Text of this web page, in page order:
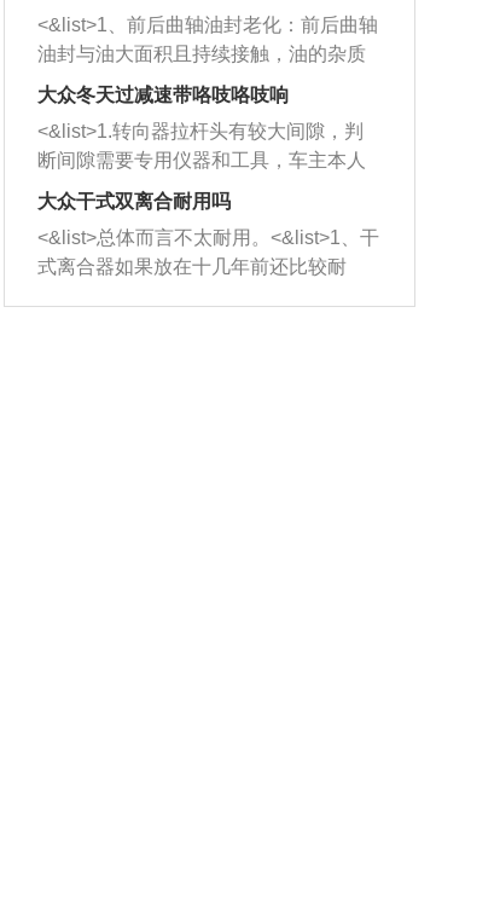
西取出来。但如果是因为积碳过多引起
的堵塞，就需要将三元催化器泡在草酸
洗剂对堵塞的情况得到解决，将清洗剂
放在燃油箱中，与燃油混合后，车辆启
动时，就可以和汽油一起进入到燃烧
室，最后形成废气排出，就可以让三元
催化器得到清洗，排气管堵塞的情况就
能够得到解决。
一圈半的练习，往右同样也要打相同的
圈数。 <&list>3、最后强调要反复练
习，这样就可以形成肌肉记忆，在真实
驾驶车辆时，不需要记忆也能打好方
向。
<&list>1、前后曲轴油封老化：前后曲轴
油封与油大面积且持续接触，油的杂质
和发动机内持续温度变化使其密封效果
逐渐减弱，导致渗油或漏油。<&list>2、
活塞间隙过大：积碳会使活塞环与缸体
的间隙扩大，导致机油流入燃烧室中，
造成烧机油。<&list>3、机油粘度。使用
机油粘度过小的话，同样会有烧机油现
象，机油粘度过小具有很好的流动性，
大众冬天过减速带咯吱咯吱响
<&list>1.转向器拉杆头有较大间隙，判
断间隙需要专用仪器和工具，车主本人
无法制作，需要将车辆送到修理厂或4s
店；<&list>2.车辆半轴套管防尘罩破
裂，破裂后会出现漏油现象，使半轴磨
损严重，磨损的半轴容易损坏，产生异
响；<&list>3.稳定器的转向胶套和球头
大众干式双离合耐用吗
<&list>总体而言不太耐用。<&list>1、干
式离合器如果放在十几年前还比较耐